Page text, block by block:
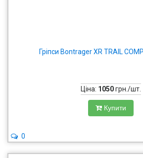
Гріпси Bontrager XR TRAIL
Ціна: 1050грн./шт.
Купити
0